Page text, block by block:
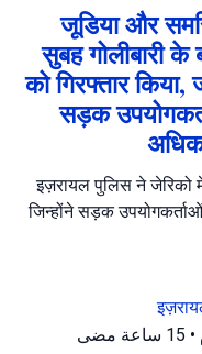
जूडिया और
सुबह गोलीबारी के
को गिरफ्तार किया,
सड़क
इज़रायल पुलिस ने जेरिको में
जिन्होंने सड़क
• 15 ساعة مضى